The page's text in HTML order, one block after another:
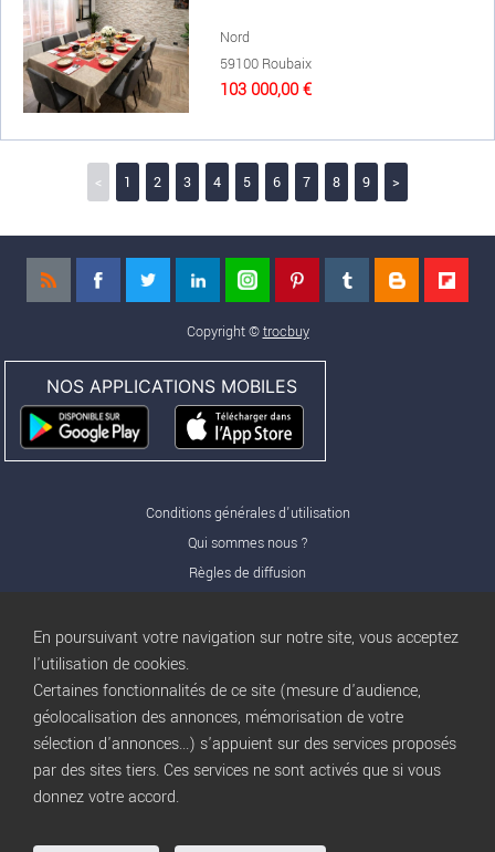
Nord
59100 Roubaix
103 000,00 €
< 1 2 3 4 5 6 7 8 9 >
Copyright ©trocbuy
NOS APPLICATIONS MOBILES
Conditions générales d'utilisation
Qui sommes nous ?
Règles de diffusion
Nos offres Pro
Publicité
Conditions d’Utilisation
Privacy Policy
Blogtrocbuy
Gestion des cookies
En poursuivant votre navigation sur notre site, vous acceptez
l'utilisation de cookies.
Certaines fonctionnalités de ce site (mesure d'audience,
géolocalisation des annonces, mémorisation de votre
sélection d'annonces...) s'appuient sur des services proposés
par des sites tiers. Ces services ne sont activés que si vous
donnez votre accord.